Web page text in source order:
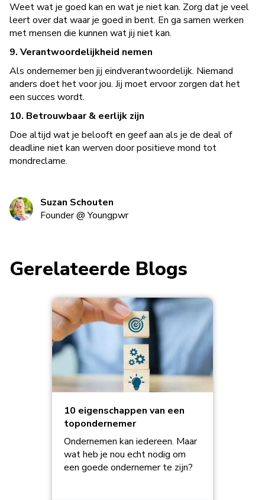
Weet wat je goed kan en wat je niet kan. Zorg dat je veel
leert over dat waar je goed in bent. En ga samen werken
met mensen die kunnen wat jij niet kan.
9. Verantwoordelijkheid nemen
Als ondernemer ben jij eindverantwoordelijk. Niemand
anders doet het voor jou. Jij moet ervoor zorgen dat het
een succes wordt.
10. Betrouwbaar & eerlijk zijn
Doe altijd wat je belooft en geef aan als je de deal of
deadline niet kan werven door positieve mond tot
mondreclame.
Suzan Schouten
Founder@Youngpwr
Gerelateerde Blogs
10 eigenschappen van een
topondernemer
Ondernemen kan iedereen. Maar
wat heb je nou echt nodig om
een goede ondernemer te zijn?